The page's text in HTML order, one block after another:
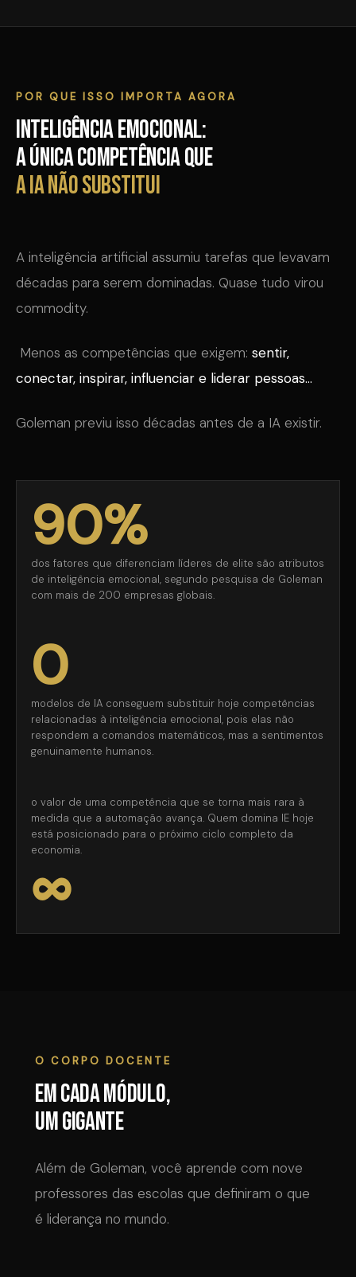
POR QUE ISSO IMPORTA AGORA
Inteligência Emocional:
a única competência que
a IA não substitui
A inteligência artificial assumiu tarefas que levavam
décadas para serem dominadas. Quase tudo virou
commodity.
Menos as competências que exigem: sentir,
conectar, inspirar, influenciar e liderar pessoas...
Goleman previu isso décadas antes de a IA existir.
90%
dos fatores que diferenciam líderes de elite são atributos
de inteligência emocional, segundo pesquisa de Goleman
com mais de 200 empresas globais.
0
modelos de IA conseguem substituir hoje competências
relacionadas à inteligência emocional, pois elas não
respondem a comandos matemáticos, mas a sentimentos
genuinamente humanos.
o valor de uma competência que se torna mais rara à
medida que a automação avança. Quem domina IE hoje
está posicionado para o próximo ciclo completo da
economia.
∞
O CORPO DOCENTE
Em cada módulo,
um gigante
Além de Goleman, você aprende com nove
professores das escolas que definiram o que
é liderança no mundo.